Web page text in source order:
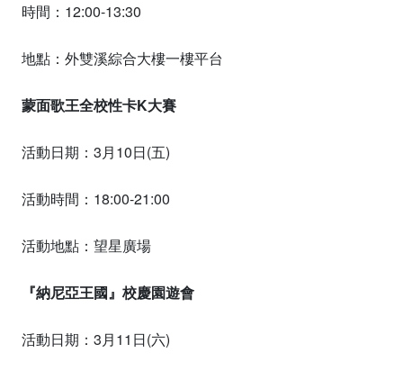
時間：12:00-13:30
地點：外雙溪綜合大樓一樓平台
蒙面歌王全校性卡K大賽
活動日期：3月10日(五)
活動時間：18:00-21:00
活動地點：望星廣場
『納尼亞王國』校慶園遊會
活動日期：3月11日(六)